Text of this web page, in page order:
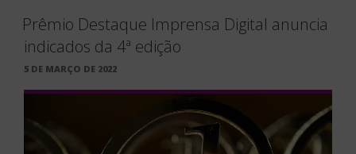
Prêmio Destaque Imprensa Digital anuncia
indicados da 4ª edição
PUBLICADO
5 DE MARÇO DE 2022